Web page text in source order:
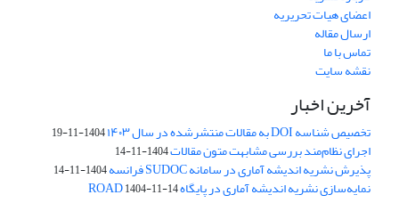
اعضای هیات تحریریه
ارسال مقاله
تماس با ما
نقشه سایت
آخرین اخبار
تخصیص شناسه DOI به مقالات منتشرشده در سال ۱۴۰۳ 1404-11-19
اجرای نظام‌مند بررسی مشابهت متون مقالات1404-11-14
پذیرش نشریه اندیشه آماری در سامانه SUDOC فرانسه 1404-11-14
نمایه‌سازی نشریه اندیشه آماری در پایگاه ROAD1404-11-14